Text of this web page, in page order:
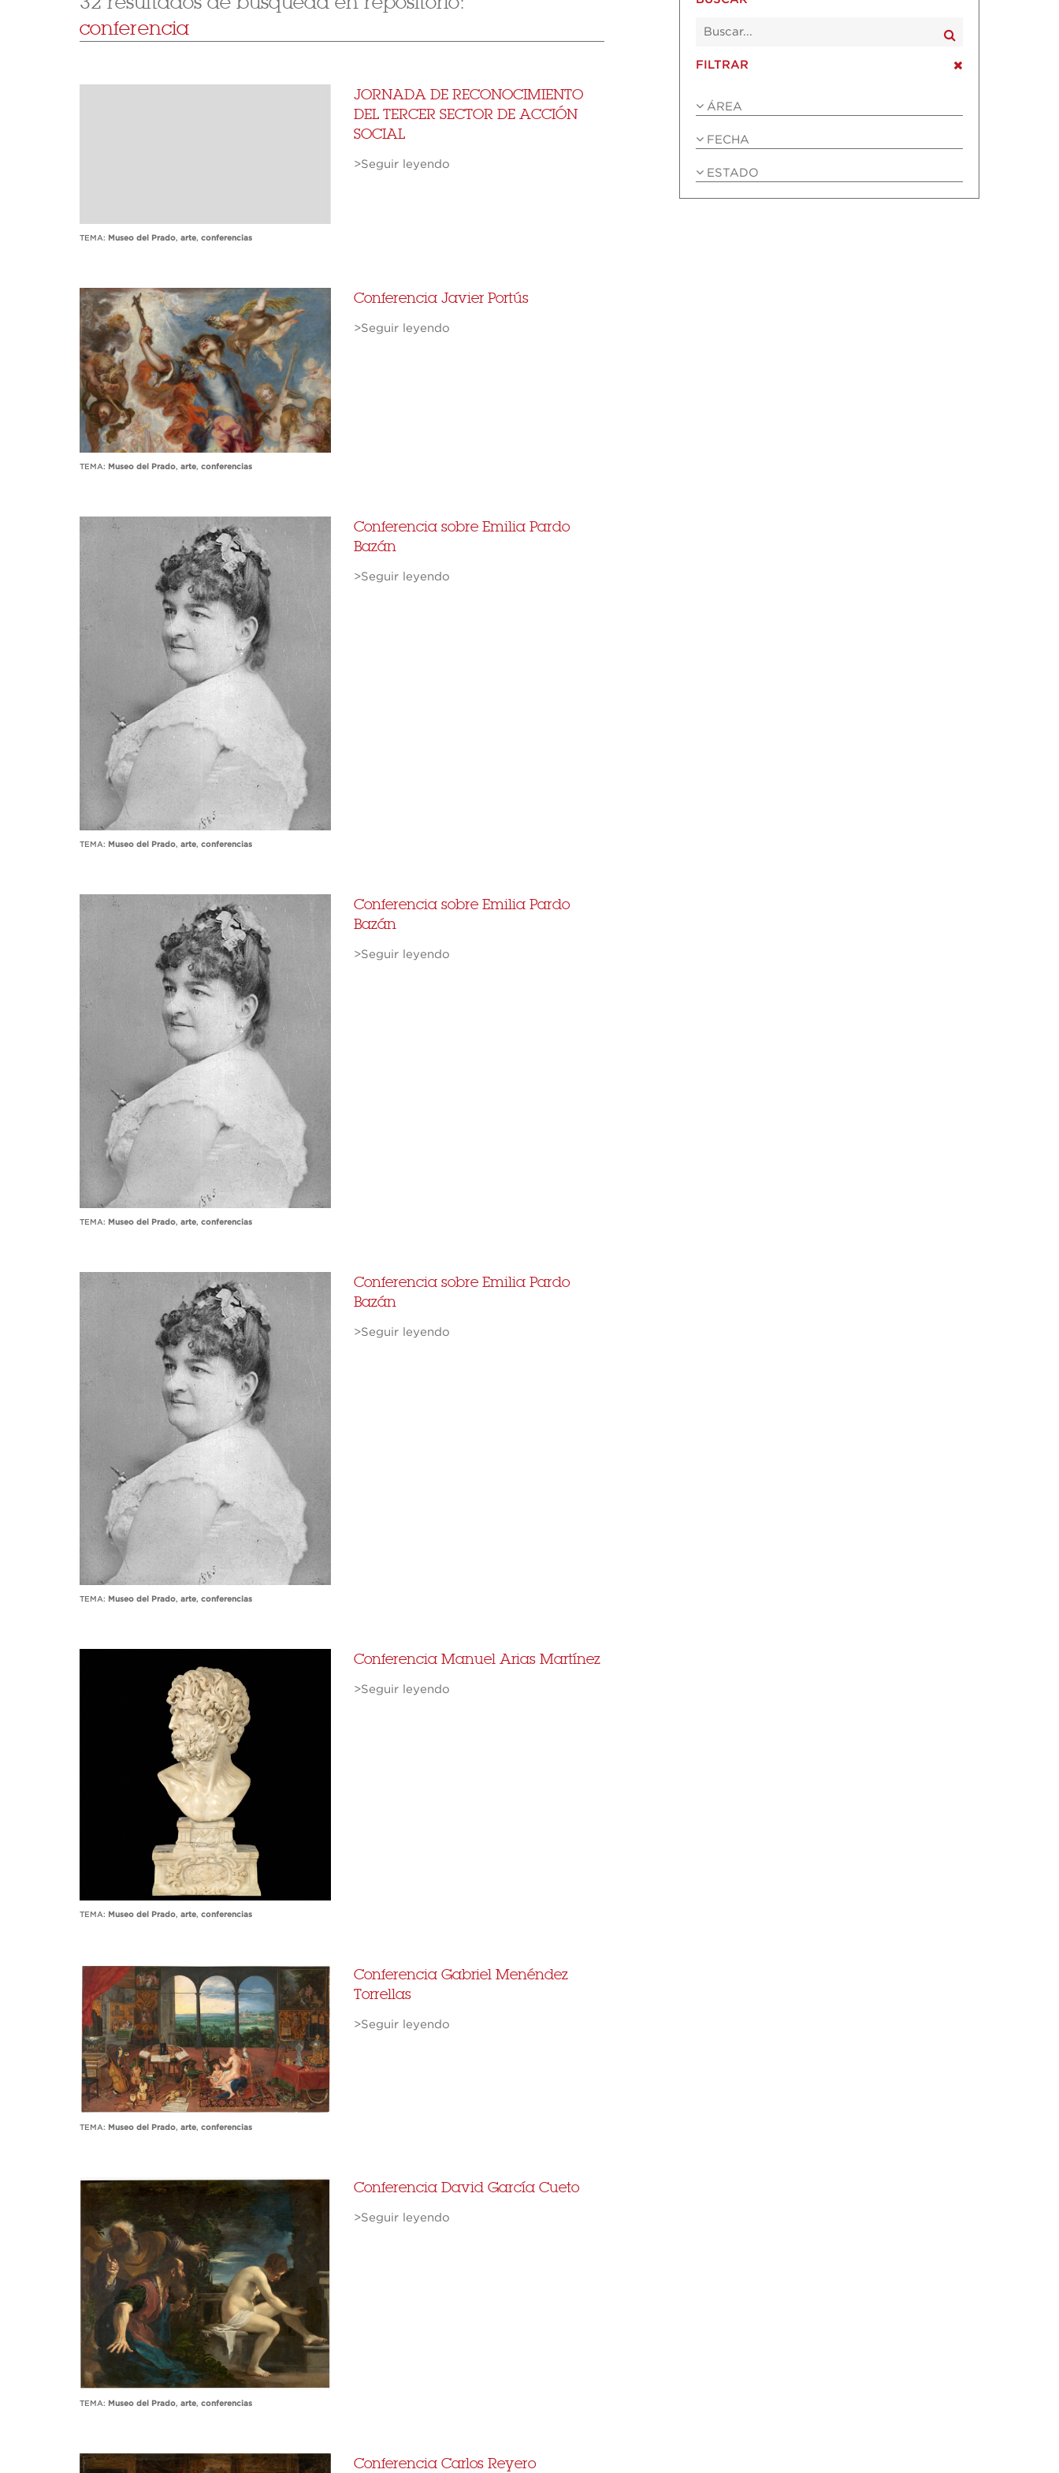
FILTRAR
ÁREA
FECHA
ESTADO
conferencia
JORNADA DE RECONOCIMIENTO
DEL TERCER SECTOR DE ACCIÓN
SOCIAL
>Seguir leyendo
TEMA: Museo del Prado, arte, conferencias
Conferencia Javier Portús
>Seguir leyendo
TEMA: Museo del Prado, arte, conferencias
Conferencia sobre Emilia Pardo
Bazán
>Seguir leyendo
TEMA: Museo del Prado, arte, conferencias
Conferencia sobre Emilia Pardo
Bazán
>Seguir leyendo
TEMA: Museo del Prado, arte, conferencias
Conferencia sobre Emilia Pardo
Bazán
>Seguir leyendo
TEMA: Museo del Prado, arte, conferencias
Conferencia Manuel Arias Martínez
>Seguir leyendo
TEMA: Museo del Prado, arte, conferencias
Conferencia Gabriel Menéndez
Torrellas
>Seguir leyendo
TEMA: Museo del Prado, arte, conferencias
Conferencia David García Cueto
>Seguir leyendo
TEMA: Museo del Prado, arte, conferencias
Conferencia Carlos Reyero